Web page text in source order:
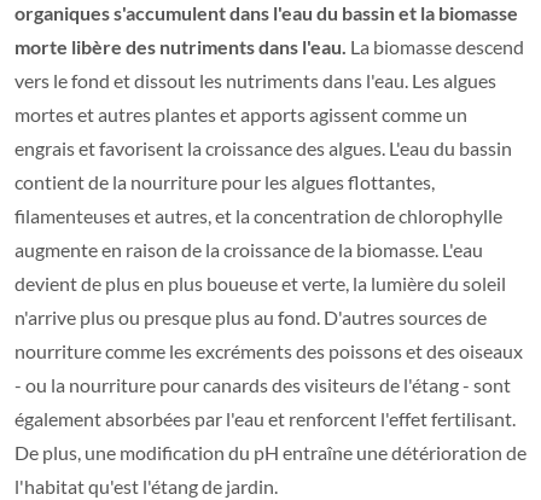
organiques s'accumulent dans l'eau du bassin et la biomasse
morte libère des nutriments dans l'eau. La biomasse descend
vers le fond et dissout les nutriments dans l'eau. Les algues
mortes et autres plantes et apports agissent comme un
engrais et favorisent la croissance des algues. L'eau du bassin
contient de la nourriture pour les algues flottantes,
filamenteuses et autres, et la concentration de chlorophylle
augmente en raison de la croissance de la biomasse. L'eau
devient de plus en plus boueuse et verte, la lumière du soleil
n'arrive plus ou presque plus au fond. D'autres sources de
nourriture comme les excréments des poissons et des oiseaux
- ou la nourriture pour canards des visiteurs de l'étang - sont
également absorbées par l'eau et renforcent l'effet fertilisant.
De plus, une modification du pH entraîne une détérioration de
l'habitat qu'est l'étang de jardin.